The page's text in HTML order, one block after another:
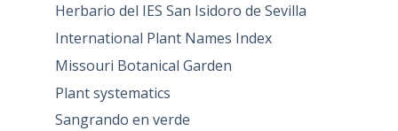
Herbario del IES San Isidoro de Sevilla
International Plant Names Index
Missouri Botanical Garden
Plant systematics
Sangrando en verde